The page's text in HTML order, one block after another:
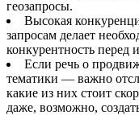
геозапросы.
Высокая
запросам делает
конкурентность перед
Если речь о
тематики — важно
какие из них стоит
даже, возможно,